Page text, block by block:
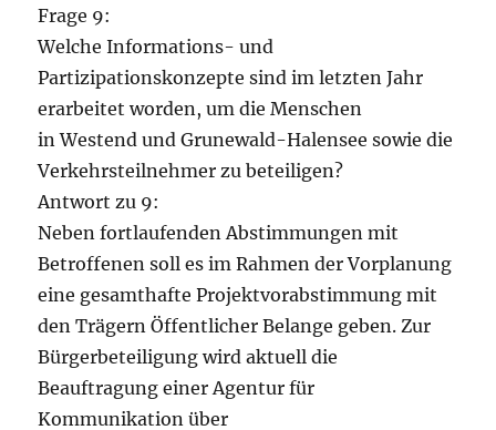
Frage 9:
Welche Informations- und
Partizipationskonzepte sind im letzten Jahr
erarbeitet worden, um die Menschen
in Westend und Grunewald-Halensee sowie die
Verkehrsteilnehmer zu beteiligen?
Antwort zu 9:
Neben fortlaufenden Abstimmungen mit
Betroffenen soll es im Rahmen der Vorplanung
eine gesamthafte Projektvorabstimmung mit
den Trägern Öffentlicher Belange geben. Zur
Bürgerbeteiligung wird aktuell die
Beauftragung einer Agentur für
Kommunikation über